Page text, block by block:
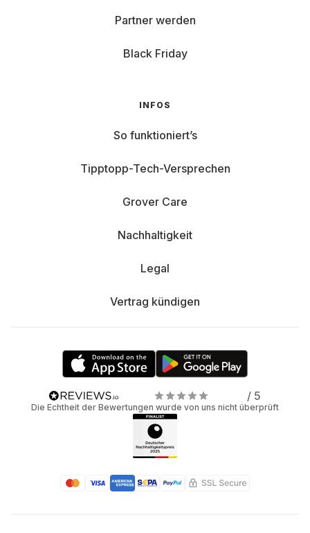
Partner werden
Black Friday
INFOS
So funktioniert’s
Tipptopp-Tech-Versprechen
Grover Care
Nachhaltigkeit
Legal
Vertrag kündigen
/ 5
Die Echtheit der Bewertungen wurde von uns nicht überprüft